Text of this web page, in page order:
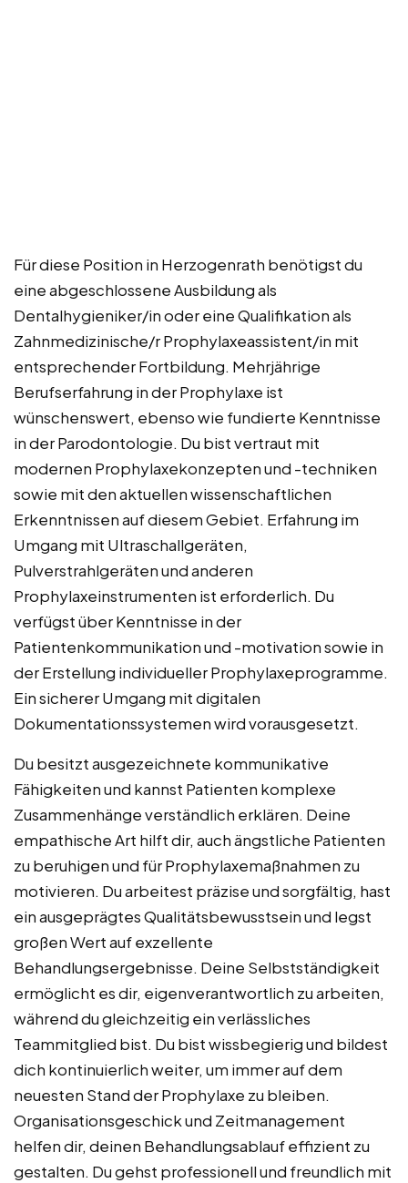
Für diese Position in Herzogenrath benötigst du
eine abgeschlossene Ausbildung als
Dentalhygieniker/in oder eine Qualifikation als
Zahnmedizinische/r Prophylaxeassistent/in mit
entsprechender Fortbildung. Mehrjährige
Berufserfahrung in der Prophylaxe ist
wünschenswert, ebenso wie fundierte Kenntnisse
in der Parodontologie. Du bist vertraut mit
modernen Prophylaxekonzepten und -techniken
sowie mit den aktuellen wissenschaftlichen
Erkenntnissen auf diesem Gebiet. Erfahrung im
Umgang mit Ultraschallgeräten,
Pulverstrahlgeräten und anderen
Prophylaxeinstrumenten ist erforderlich. Du
verfügst über Kenntnisse in der
Patientenkommunikation und -motivation sowie in
der Erstellung individueller Prophylaxeprogramme.
Ein sicherer Umgang mit digitalen
Dokumentationssystemen wird vorausgesetzt.
Du besitzt ausgezeichnete kommunikative
Fähigkeiten und kannst Patienten komplexe
Zusammenhänge verständlich erklären. Deine
empathische Art hilft dir, auch ängstliche Patienten
zu beruhigen und für Prophylaxemaßnahmen zu
motivieren. Du arbeitest präzise und sorgfältig, hast
ein ausgeprägtes Qualitätsbewusstsein und legst
großen Wert auf exzellente
Behandlungsergebnisse. Deine Selbstständigkeit
ermöglicht es dir, eigenverantwortlich zu arbeiten,
während du gleichzeitig ein verlässliches
Teammitglied bist. Du bist wissbegierig und bildest
dich kontinuierlich weiter, um immer auf dem
neuesten Stand der Prophylaxe zu bleiben.
Organisationsgeschick und Zeitmanagement
helfen dir, deinen Behandlungsablauf effizient zu
gestalten. Du gehst professionell und freundlich mit